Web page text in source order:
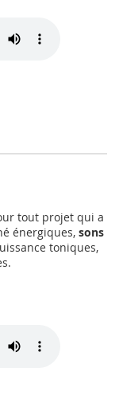
tout projet qui a
énergiques, sons
toniques,